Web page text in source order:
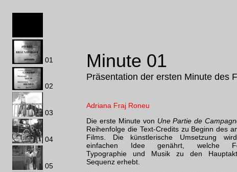
01
02
03
04
05
Minute 01
Präsentation der ersten Minute des
Adriana Fraj Roneu
Die erste Minute von Une Partie de
Reihenfolge die Text-Credits zu Beginn des
Films. Die künstlerische Umsetzung
einfachen Idee genährt, welche
Typographie und Musik zu den
Sequenz erhebt.